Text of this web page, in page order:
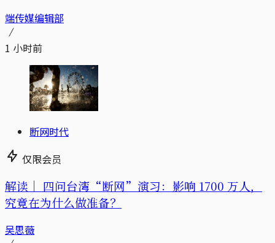
端传媒编辑部
1 小时前
断网时代
仅限会员
解读｜ 四问台湾“断网”演习：影响 1700 万人，
究竟在为什么做准备？
吴思薇